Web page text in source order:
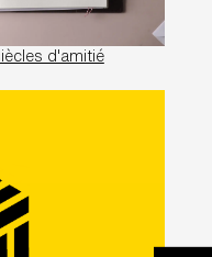
d'amitié